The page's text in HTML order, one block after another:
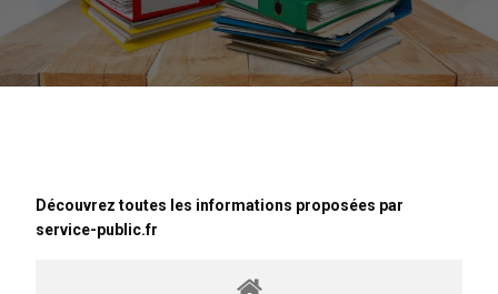
Découvrez toutes les informations proposées par
service-public.fr